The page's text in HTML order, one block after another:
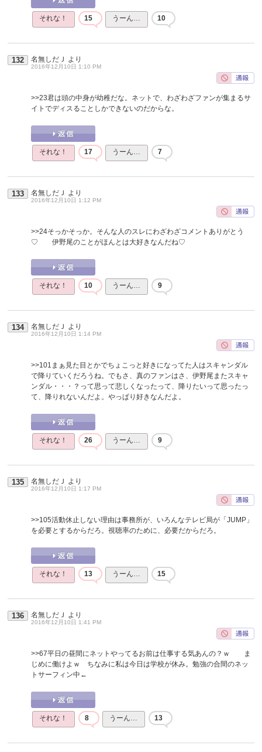
それな！ 15 うーん… 10
132 名無しだＪ より
2016年12月10日 1:10 PM
>>23君は頭の中身が幼稚だな。ネットで、わざわざファンが集まるサ
イトでディスることしかできないのだからな。
それな！ 17 うーん… 7
133 名無しだＪ より
2016年12月10日 1:12 PM
>>24そっかそっか。そんな人のスレにわざわざコメントありがとう
♡ 伊野尾のことがほんとは大好きなんだね♡
それな！ 10 うーん… 9
134 名無しだＪ より
2016年12月10日 1:14 PM
>>101 まぁ見た目とかでちょこっと好きになってた人はスキャンダル
で降りていくだろうね。でもさ、真のファンはさ、伊野尾またスキャ
ンダル・・・？って思って悲しくなったって、降りたいって思ったっ
て、降りれないんだよ。やっぱり好きなんだよ。
それな！ 26 うーん… 9
135 名無しだＪ より
2016年12月10日 1:17 PM
>>105活動休止しない理由は事務所が、いろんなテレビ局が「JUMP」
を必要とするからだろ。視聴率のために、必要だからだろ。
それな！ 13 うーん… 15
136 名無しだＪ より
2016年12月10日 1:41 PM
>>67平日の昼間にネットやってるお前は仕事する気あんの？ｗ ま
じめに働けよｗ ちなみに私は今日は学校が休み。勉強の合間のネッ
トサーフィン中←
それな！ 8 うーん… 13